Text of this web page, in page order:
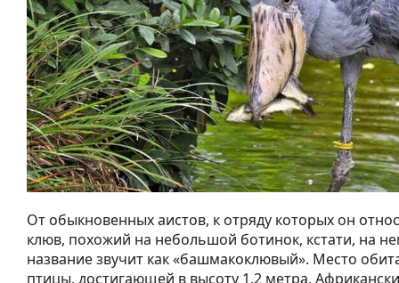
От обыкновенных аистов, к отряду которых он
клюв, похожий на небольшой ботинок, кстати, на
название звучит как «башмакоклювый». Место
птицы, достигающей в высоту 1,2 метра,